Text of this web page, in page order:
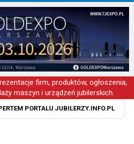
firm, produktów, ogłoszenia,
maszyn i urządzeń jubilerskich.
PORTALU JUBILERZY.INFO.PL